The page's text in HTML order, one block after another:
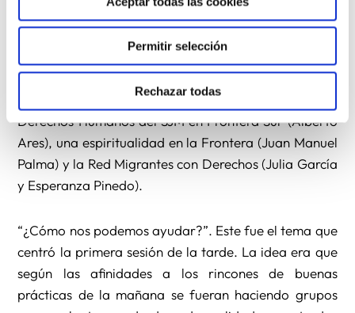
Permitir selección
Rechazar todas
prácticas. A modo de paneles, el grupo de
el norte de África y Sur de Europa (Rodrigue
Olavarria e Iñaki Olazabal), un observatorio de
Derechos Humanos del SJM en Frontera Sur (Alberto
Ares), una espiritualidad en la Frontera (Juan Manuel
Palma) y la Red Migrantes con Derechos (Julia García
y Esperanza Pinedo).
“¿Cómo nos podemos ayudar?”. Este fue el tema que
centró la primera sesión de la tarde. La idea era que
según las afinidades a los rincones de buenas
prácticas de la mañana se fueran haciendo grupos